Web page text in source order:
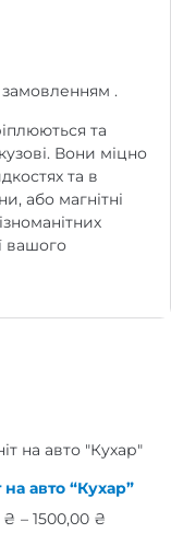
замовленням .
та
Вони міцно
та в
або магнітні
вашого
на авто “Кухар”
₴ – 1500,00 ₴